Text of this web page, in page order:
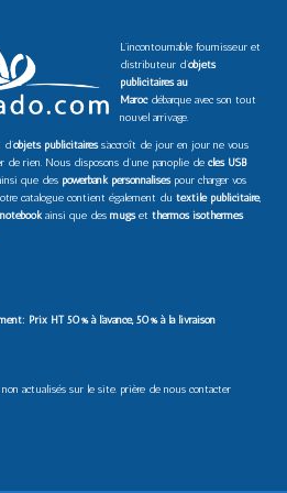
L’incontournable fournisseur et
distributeur d’objets
publicitaires au
Marocdébarque avec son tout
nouvel arrivage.
d’objets publicitairess’accroît de jour en jour ne vous
de rien. Nous disposons d’une panoplie de clés USB
que des powerbank personnaliséspour charger vos
catalogue contient également du textile publicitaire,
ainsi que des mugset thermos isothermes
Prix HT 50% à l’avance, 50% à la livraison
actualisés sur le site. prière de nous contacter